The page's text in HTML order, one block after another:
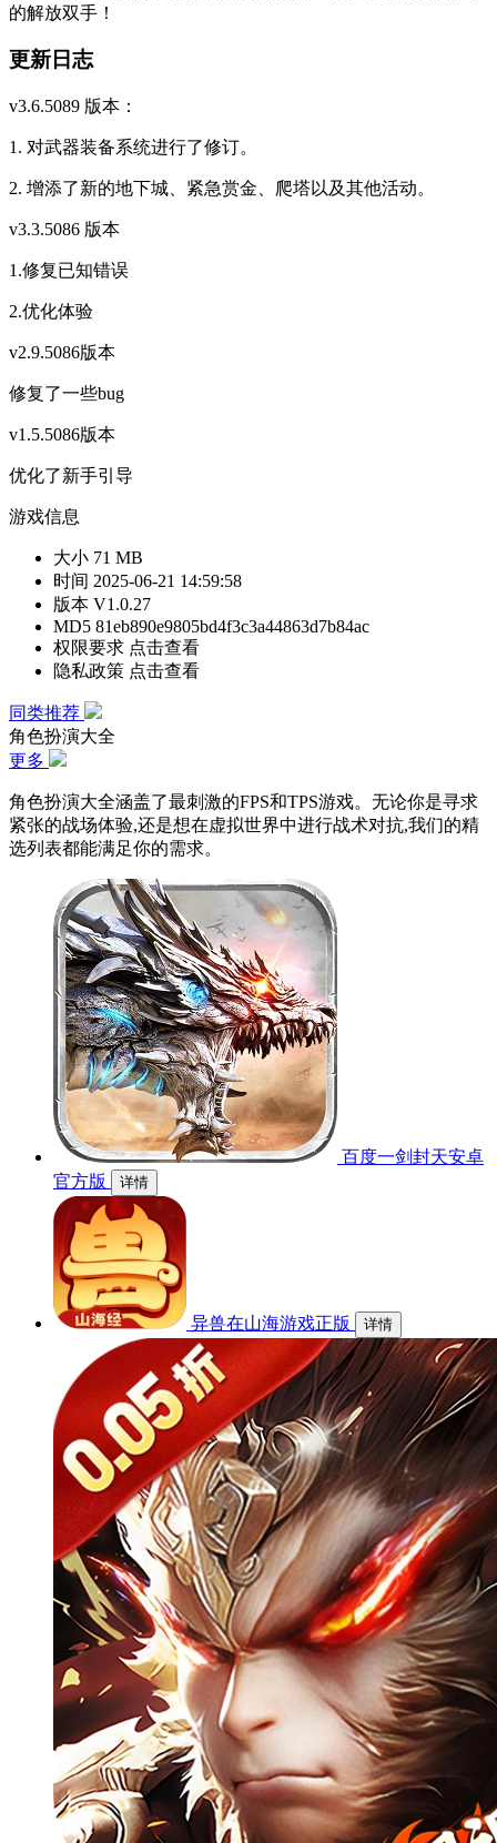
的解放双手！
更新日志
v3.6.5089 版本：
1. 对武器装备系统进行了修订。
2. 增添了新的地下城、紧急赏金、爬塔以及其他活动。
v3.3.5086 版本
1.修复已知错误
2.优化体验
v2.9.5086版本
修复了一些bug
v1.5.5086版本
优化了新手引导
游戏信息
大小 71 MB
时间 2025-06-21 14:59:58
版本 V1.0.27
MD5 81eb890e9805bd4f3c3a44863d7b84ac
权限要求 点击查看
隐私政策 点击查看
同类推荐
角色扮演大全
更多
角色扮演大全涵盖了最刺激的FPS和TPS游戏。无论你是寻求
紧张的战场体验,还是想在虚拟世界中进行战术对抗,我们的精
选列表都能满足你的需求。
百度一剑封天安卓
官方版
详情
异兽在山海游戏正版 详情